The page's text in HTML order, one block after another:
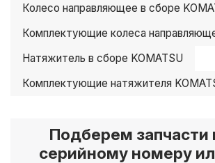
Колесо направляющее в сборе
Комплектующие колеса
Натяжитель в сборе KOMATSU
Комплектующие натяжителя
Подберем запчасти
серийному номеру